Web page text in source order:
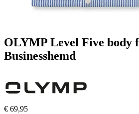
OLYMP Level Five body
Businesshemd
€ 69,95